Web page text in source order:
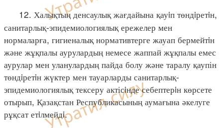
12. Халықтың денсаулық жағдайына қауiп төндiретiн,
санитарлық-эпидемиологиялық ережелер мен
нормаларға, гигиеналық нормативтерге жауап бермейтiн
және жұқпалы аурулардың немесе жаппай жұқпалы емес
аурулар мен уланулардың пайда болу және таралу қаупін
төндiретiн жүктер мен тауарларды санитарлық-
эпидемиологиялық тексеру актісiнде себептерiн көрсете
отырып, Қазақстан Республикасының аумағына әкелуге
рұқсат етiлмейдi.